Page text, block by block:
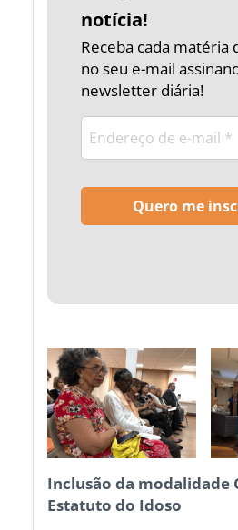
notícia!
Receba cada matéria
no seu e-mail
newsletter diária!
Inclusão da modalidade
Estatuto do Idoso